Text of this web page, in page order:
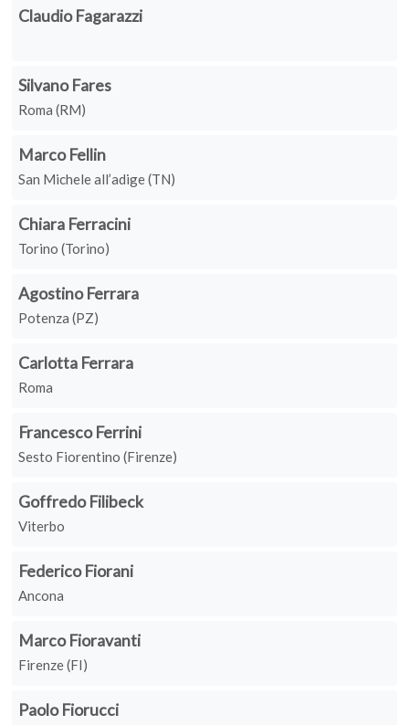
Claudio Fagarazzi
Silvano Fares
Roma (RM)
Marco Fellin
San Michele all’adige (TN)
Chiara Ferracini
Torino (Torino)
Agostino Ferrara
Potenza (PZ)
Carlotta Ferrara
Roma
Francesco Ferrini
Sesto Fiorentino (Firenze)
Goffredo Filibeck
Viterbo
Federico Fiorani
Ancona
Marco Fioravanti
Firenze (FI)
Paolo Fiorucci